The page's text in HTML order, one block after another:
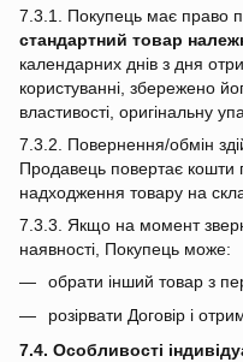
7.3.1. Покупець має право
стандартний товар
календарних днів з дня
користуванні, збережено
властивості, оригінальну
7.3.2. Повернення/обмін
Продавець повертає кошти
надходження товару на
7.3.3. Якщо на момент
наявності, Покупець може:
обрати інший товар з
розірвати Договір і
7.4. Особливості